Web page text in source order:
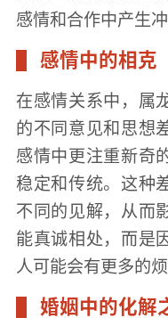
感情和合作中产生冲
感情中的相克
在感情关系中，属
的不同意见和思想
感情中更注重新奇
稳定和传统。这种
不同的见解，从而
能真诚相处，而是
人可能会有更多的烦
婚姻中的化解